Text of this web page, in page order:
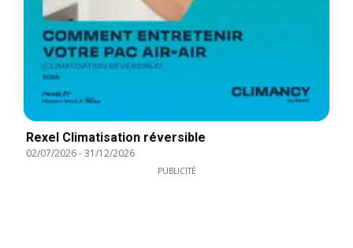
Rexel Climatisation réversible
02/07/2026-31/12/2026
PUBLICITÉ